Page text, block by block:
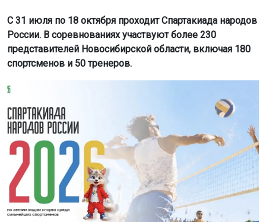
С 31 июля по 18 октября проходит Спартакиада народов
России. В соревнованиях участвуют более 230
представителей Новосибирской области, включая 180
спортсменов и 50 тренеров.